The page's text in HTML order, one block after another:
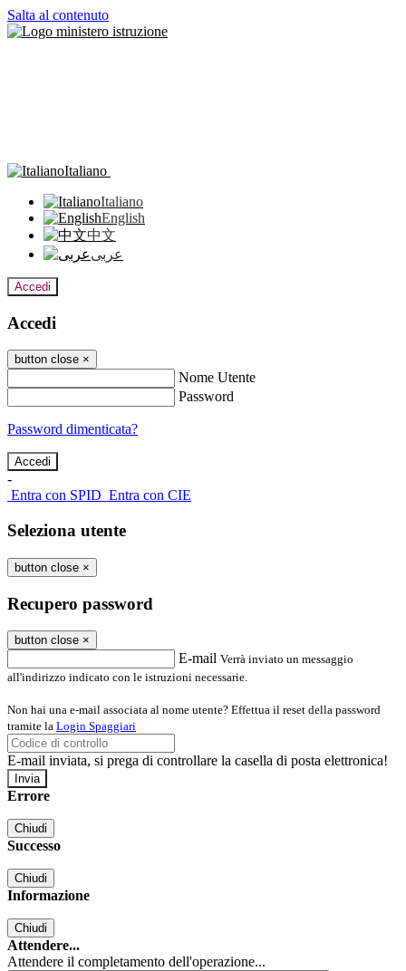
Salta al contenuto
Italiano
Italiano
English
中文
عربى
Accedi
Accedi
button close ×
Nome Utente
Password
Password dimenticata?
-
Entra con SPID Entra con CIE
Seleziona utente
button close ×
Recupero password
button close ×
E-mail Verrà inviato un messaggio
all'indirizzo indicato con le istruzioni necessarie.
Non hai una e-mail associata al nome utente? Effettua il reset della password
tramite la Login Spaggiari
E-mail inviata, si prega di controllare la casella di posta elettronica!
Errore
Chiudi
Successo
Chiudi
Informazione
Chiudi
Attendere...
Attendere il completamento dell'operazione...